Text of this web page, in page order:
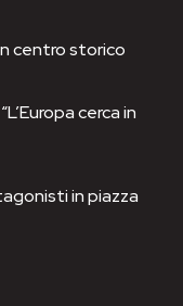
centro storico
cerca in
in piazza